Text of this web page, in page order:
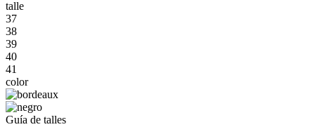
talle
37
38
39
40
41
color
Guía de talles